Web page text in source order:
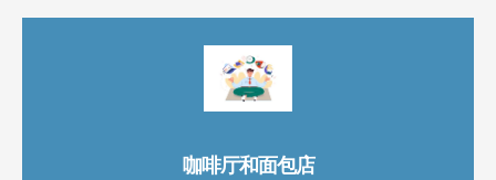
咖啡厅和面包店